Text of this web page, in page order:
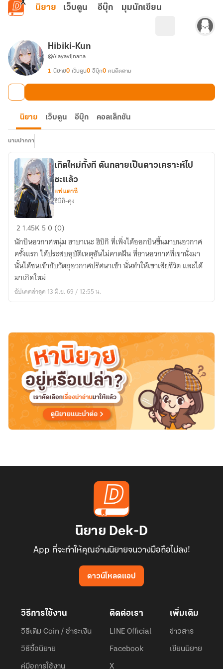
ข้ามไปยังเนื้อหาหลัก
นิยาย เว็บตูน อีบุ๊ก มุมนักเขียน
Hibiki-Kun
@Alayavijnana
1 นิยาย0 เว็บตูน0 อีบุ๊ก0 คนติดตาม
นิยาย เว็บตูน อีบุ๊ก คอลเล็กชัน
นามปากกา
เกิด
ใหม่
ทั้งที
ดัน
กลาย
เป็น
ดาว
ซะ
แล้ว
เกิดใหม่ทั้งที ดันกลายเป็นดาวเคราะห์ไป
ซะแล้ว
แฟนตาซี
ฮิบิกิ-คุง
2 1.45K 50 (0)
นักบินอวกาศหนุ่ม ฮาบาเนะ ฮิบิกิ ที่เพิ่งได้ออกบินขึ้นมาบนอวกาศ
ครั้งแรก ได้ประสบอุบัติเหตุอันไม่คาดฝัน ที่ยานอวกาศที่เขานั่งมา
นั้นได้ชนเข้ากับวัตถุอวกาศปริศนาเข้า นั่นทำให้เขาเสียชีวิต และได้
มาเกิดใหม่
อัปเดตล่าสุด 13 มิ.ย. 69 / 12:55 น.
นิยาย Dek-D
App ที่จะทำให้คุณอ่านนิยายจนวางมือถือไม่ลง!
ดาวน์โหลดแอป
วิธีการใช้งาน
วิธีเติม Coin / ชำระเงิน
วิธีซื้อนิยาย
คู่มือการใช้งาน
ติดต่อเรา
LINE Official
Facebook
X
เพิ่มเติม
ข่าวสาร
เขียนนิยาย